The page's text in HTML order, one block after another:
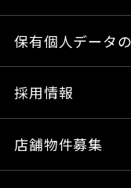
保有個人データ
採用情報
店舗物件募集